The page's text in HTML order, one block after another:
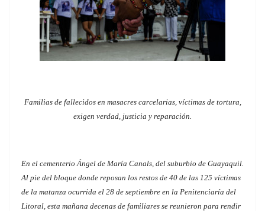
Familias de fallecidos en masacres carcelarias, víctimas de tortura,
exigen verdad, justicia y reparación.
En el cementerio Ángel de María Canals, del suburbio de Guayaquil.
Al pie del bloque donde reposan los restos de 40 de las 125 víctimas
de la matanza ocurrida el 28 de septiembre en la Penitenciaría del
Litoral, esta mañana decenas de familiares se reunieron para rendir